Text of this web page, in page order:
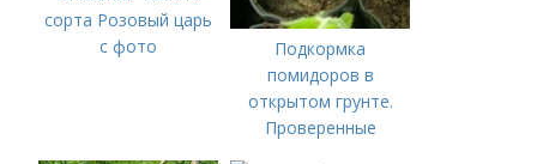
сорта Розовый царь
с фото
Подкормка
помидоров в
открытом грунте.
Проверенные